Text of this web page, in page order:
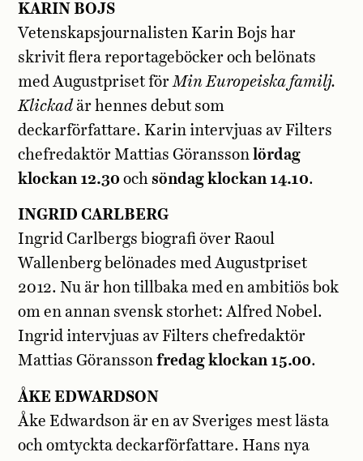
KARIN BOJS
Vetenskapsjournalisten Karin Bojs har
skrivit flera reportageböcker och belönats
med Augustpriset förMin Europeiska familj.
Klickad är hennes debut som
deckarförfattare. Karin intervjuas av Filters
chefredaktör Mattias Göranssonlördag
klockan 12.30 ochsöndag klockan 14.10.
INGRID CARLBERG
Ingrid Carlbergs biografi över Raoul
Wallenberg belönades med Augustpriset
2012. Nu är hon tillbaka med en ambitiös bok
om en annan svensk storhet: Alfred Nobel.
Ingrid intervjuas av Filters chefredaktör
Mattias Göranssonfredag klockan 15.00.
ÅKE EDWARDSON
Åke Edwardson är en av Sveriges mest lästa
och omtyckta deckarförfattare. Hans nya